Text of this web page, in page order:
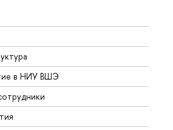
в НИУ ВШЭ